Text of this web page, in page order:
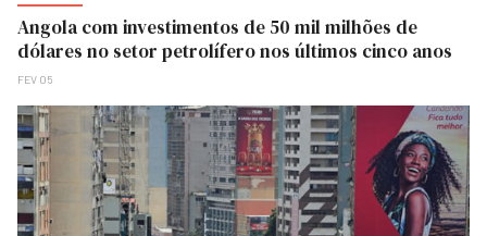
Angola com investimentos de 50 mil milhões de
dólares no setor petrolífero nos últimos cinco anos
FEV 05